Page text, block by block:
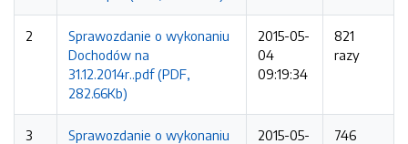
2
Sprawozdanie o wykonaniu
Dochodów na
31.12.2014r..pdf (PDF,
282.66Kb)
2015-05-
04
09:19:34
821
razy
3
Sprawozdanie o wykonaniu
2015-05-
746